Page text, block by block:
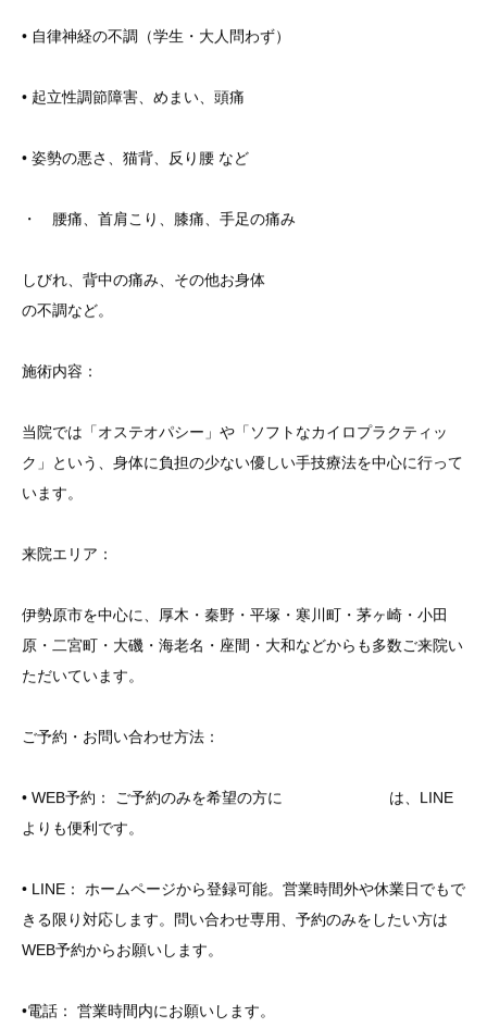
• 自律神経の不調（学生・大人問わず）
• 起立性調節障害、めまい、頭痛
• 姿勢の悪さ、猫背、反り腰 など
・ 腰痛、首肩こり、膝痛、手足の痛み
しびれ、背中の痛み、その他お身体
の不調など。
施術内容：
当院では「オステオパシー」や「ソフトなカイロプラクティッ
ク」という、身体に負担の少ない優しい手技療法を中心に行って
います。
来院エリア：
伊勢原市を中心に、厚木・秦野・平塚・寒川町・茅ヶ崎・小田
原・二宮町・大磯・海老名・座間・大和などからも多数ご来院い
ただいています。
ご予約・お問い合わせ方法：
• WEB予約： ご予約のみを希望の方に は、LINE
よりも便利です。
• LINE： ホームページから登録可能。営業時間外や休業日でもで
きる限り対応します。問い合わせ専用、予約のみをしたい方は
WEB予約からお願いします。
•電話： 営業時間内にお願いします。